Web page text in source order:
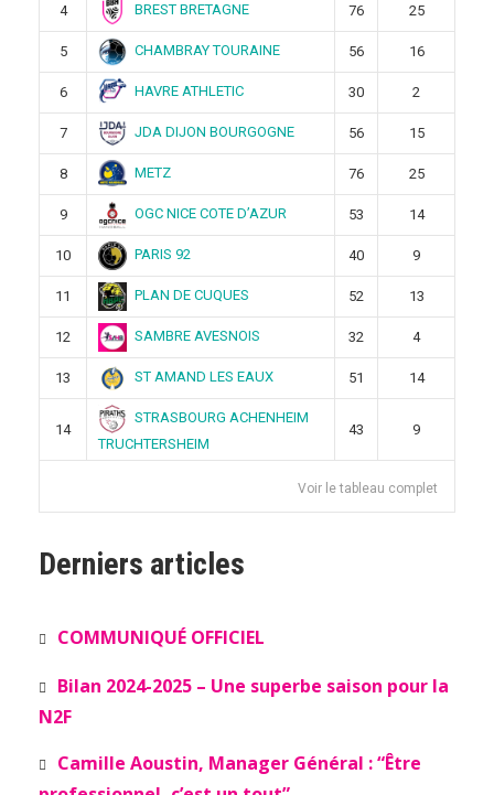
4 BREST BRETAGNE 76 25
5 CHAMBRAY TOURAINE 56 16
6 HAVRE ATHLETIC 30 2
7 JDA DIJON BOURGOGNE 56 15
8 METZ 76 25
9 OGC NICE COTE D’AZUR 53 14
10 PARIS 92 40 9
11 PLAN DE CUQUES 52 13
12 SAMBRE AVESNOIS 32 4
13 ST AMAND LES EAUX 51 14
14
STRASBOURG ACHENHEIM
TRUCHTERSHEIM
43 9
Voir le tableau complet
Derniers articles
COMMUNIQUÉ OFFICIEL
Bilan 2024-2025 – Une superbe saison pour la
N2F
Camille Aoustin, Manager Général : “Être